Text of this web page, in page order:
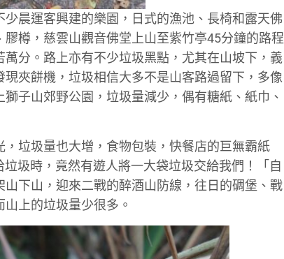
晨運客興建的樂園，日式的漁池、長椅和露天佛
樽，慈雲山觀音佛堂上山至紫竹亭45分鐘的路程
分。路上亦有不少垃圾黑點，尤其在山坡下，義
夾餅機，垃圾相信大多不是山客路過留下，多像
子山郊野公園，垃圾量減少，偶有糖紙、紙巾、
垃圾量也大增，食物包裝，快餐店的巨無霸紙
圾時，竟然有遊人將一大袋垃圾交給我們！「自
下山，迎來二戰的醉酒山防線，往日的碉堡、戰
上的垃圾量少很多。